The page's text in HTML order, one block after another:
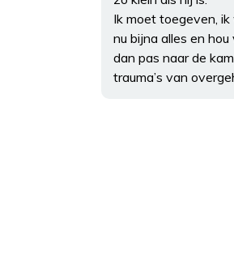
Ik moet toegeven,
nu bijna alles en
dan pas naar de
trauma’s van